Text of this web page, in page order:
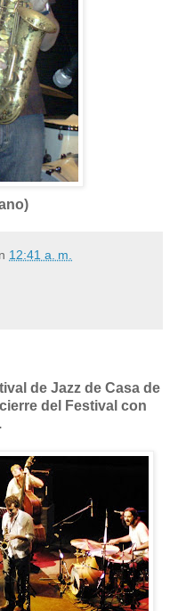
12:41 a. m.
de Jazz de Casa de
del Festival con